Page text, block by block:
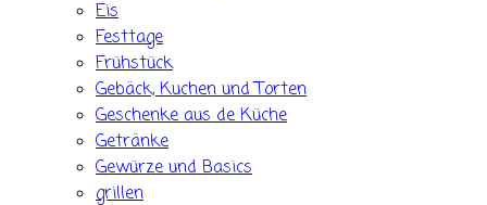
Eis
Festtage
Frühstück
Gebäck, Kuchen und Torten
Geschenke aus de Küche
Getränke
Gewürze und Basics
grillen